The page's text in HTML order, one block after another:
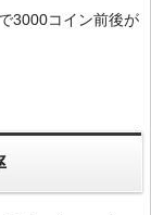
3000コイン前後が